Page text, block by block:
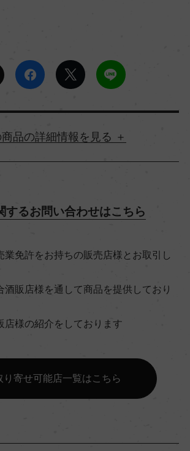
詳細情報
するお問い合わせはこちら
業免許をお持ちの販売店様とお取引し
酒販店様を通して商品を提供しており
店様の紹介をしております
り寄せ可能店一覧はこちら